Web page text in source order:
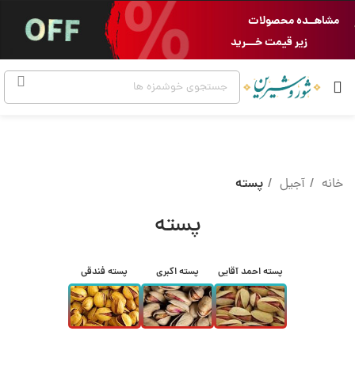
مشاهــده محصولات
زیر قیمت خـــرید
خانه آجیل پسته
پسته
پسته احمد آقایی پسته اکبری پسته فندقی